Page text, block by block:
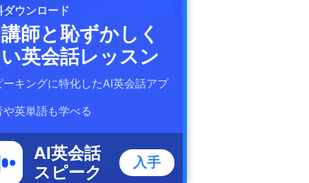
ダウンロード
師と恥ずかしく
英会話レッスン
ーキングに特化したAI英会話アプ
や英単語も学べる
AI英会話
スピーク
入手